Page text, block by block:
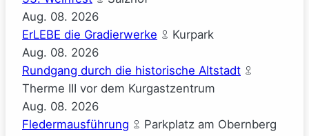
Aug. 08. 2026
ErLEBE die Gradierwerke
Kurpark
Aug. 08. 2026
Rundgang durch die historische Altstadt
Therme III vor dem Kurgastzentrum
Aug. 08. 2026
Fledermausführung
Parkplatz am Obernberg